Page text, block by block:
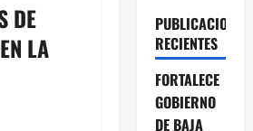
DE
LA
PUBLICACIONES
RECIENTES
FORTALECE
GOBIERNO
DE BAJA